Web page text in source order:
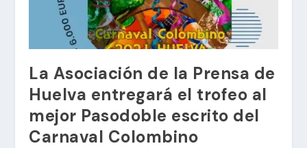
La Asociación de la Prensa de
Huelva entregará el trofeo al
mejor Pasodoble escrito del
Carnaval Colombino